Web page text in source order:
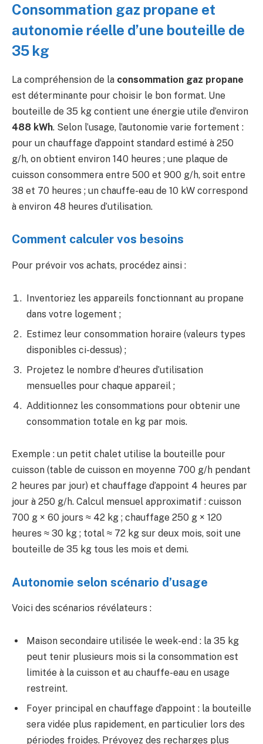
Consommation gaz propane et
autonomie réelle d’une bouteille de
35 kg
La compréhension de la consommation gaz propane
est déterminante pour choisir le bon format. Une
bouteille de 35 kg contient une énergie utile d’environ
488 kWh. Selon l’usage, l’autonomie varie fortement :
pour un chauffage d’appoint standard estimé à 250
g/h, on obtient environ 140 heures ; une plaque de
cuisson consommera entre 500 et 900 g/h, soit entre
38 et 70 heures ; un chauffe-eau de 10 kW correspond
à environ 48 heures d’utilisation.
Comment calculer vos besoins
Pour prévoir vos achats, procédez ainsi :
Inventoriez les appareils fonctionnant au propane
dans votre logement ;
Estimez leur consommation horaire (valeurs types
disponibles ci-dessus) ;
Projetez le nombre d’heures d’utilisation
mensuelles pour chaque appareil ;
Additionnez les consommations pour obtenir une
consommation totale en kg par mois.
Exemple : un petit chalet utilise la bouteille pour
cuisson (table de cuisson en moyenne 700 g/h pendant
2 heures par jour) et chauffage d’appoint 4 heures par
jour à 250 g/h. Calcul mensuel approximatif : cuisson
700 g × 60 jours ≈ 42 kg ; chauffage 250 g × 120
heures ≈ 30 kg ; total ≈ 72 kg sur deux mois, soit une
bouteille de 35 kg tous les mois et demi.
Autonomie selon scénario d’usage
Voici des scénarios révélateurs :
Maison secondaire utilisée le week-end : la 35 kg
peut tenir plusieurs mois si la consommation est
limitée à la cuisson et au chauffe-eau en usage
restreint.
Foyer principal en chauffage d’appoint : la bouteille
sera vidée plus rapidement, en particulier lors des
périodes froides. Prévoyez des recharges plus